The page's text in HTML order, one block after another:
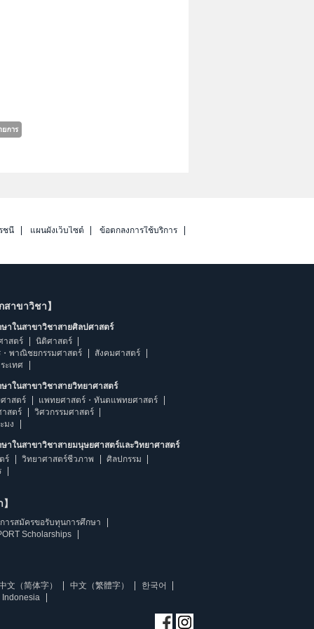
ชนี แผนผังเว็บไซต์ ข้อตกลงการใช้บริการ
าขาวิชา】
าในสาขาวิชาสายศิลปศาสตร์
าสตร์
นิติศาสตร์
・พาณิชยกรรมศาสตร์
สังคมศาสตร์
ะเทศ
าในสาขาวิชาสายวิทยาศาสตร์
าสตร์
แพทยศาสตร์・ทันตแพทยศาสตร์
สตร์
วิศวกรรมศาสตร์
มง
าในสาขาวิชาสายมนุษยศาสตร์และวิทยาศาสตร์
ร์
วิทยาศาสตร์ชีวภาพ
ศิลปกรรม
การสมัครขอรับทุนการศึกษา
Scholarships
文（简体字） 中文（繁體字）
한국어
Indonesia